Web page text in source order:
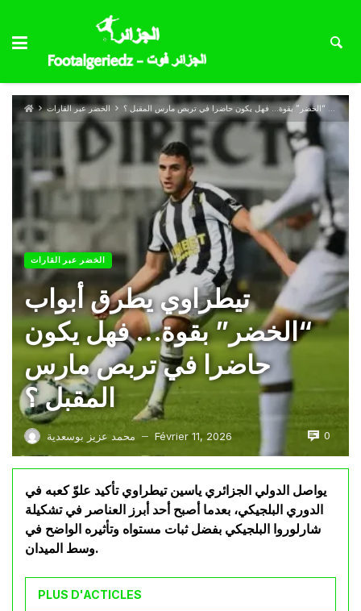
الخضر عبر القارات تيطراوي يطرق أبواب “الخضر” بقوة… فهل يكون حاضرا في تربص مارس المقبل ؟
الخضر عبر القارات
تيطراوي يطرق أبواب
“الخضر” بقوة… فهل يكون
حاضرا في تربص مارس
المقبل ؟
محمد عزيز بوسعدية — Février 11, 2026 0
يواصل الدولي الجزائري ياسين تيطراوي تأكيد علوّ كعبه في
الدوري البلجيكي، بعدما أصبح أحد أبرز العناصر في تشكيلة
شارلوروا البلجيكي بفضل ثبات مستواه وتأثيره الواضح في
وسط الميدان.
PLUS D'ACTICLES